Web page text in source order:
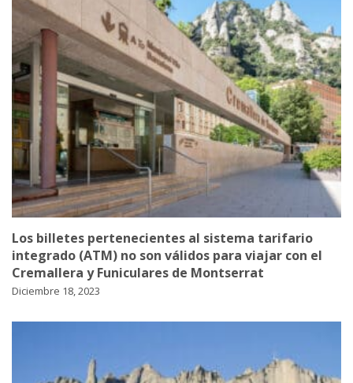
Los billetes pertenecientes al sistema tarifario
integrado (ATM) no son válidos para viajar con el
Cremallera y Funiculares de Montserrat
Diciembre 18, 2023